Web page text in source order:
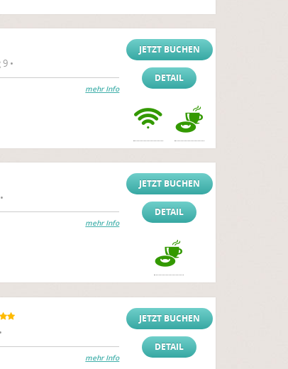
•
mehr Info
JETZT BUCHEN
DETAIL
mehr Info
JETZT BUCHEN
DETAIL
mehr Info
JETZT BUCHEN
DETAIL